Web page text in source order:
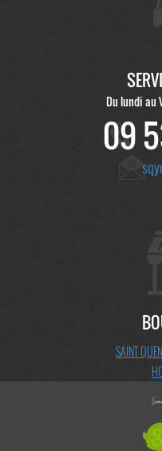
Du lundi au
09
SAINT